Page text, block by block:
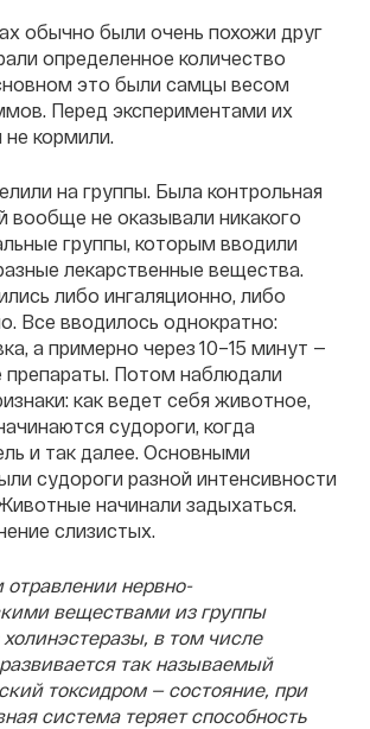
обычно были очень похожи друг
определенное количество
это были самцы весом
Перед экспериментами их
не кормили.
на группы. Была контрольная
вообще не оказывали никакого
группы, которым вводили
лекарственные вещества.
либо ингаляционно, либо
Все вводилось однократно:
а примерно через 10–15 минут —
препараты. Потом наблюдали
как ведет себя животное,
судороги, когда
и так далее. Основными
судороги разной интенсивности
начинали задыхаться.
слизистых.
отравлении нервно-
веществами из группы
в том числе
так называемый
токсидром — состояние, при
система теряет способность